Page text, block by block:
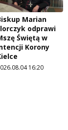
Marian
odprawi
Świętą w
Korony
16:20